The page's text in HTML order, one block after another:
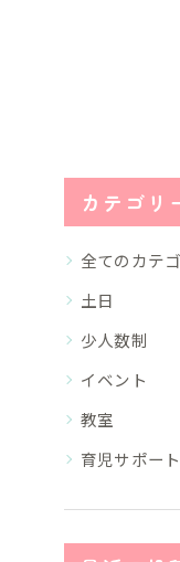
カテゴリ
全てのカテ
土日
少人数制
イベント
教室
育児サポート